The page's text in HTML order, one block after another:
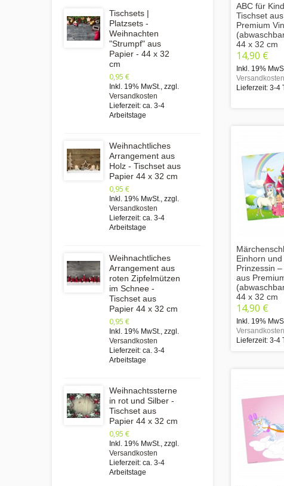
ABC für
Tischset aus
Premium
44 x 32 cm
14,90 €
Inkl. 19%
Versandkosten
Lieferzeit: 3-4
Einhorn und
Prinzessin
aus
44 x 32 cm
14,90 €
Inkl. 19%
Versandkosten
Lieferzeit: 3-4
Tischsets |
Platzsets -
Weihnachten
"Strumpf" aus
Papier - 44 x 32
cm
0,95 €
Inkl. 19% MwSt., zzgl.
Versandkosten
Lieferzeit: ca. 3-4
Arbeitstage
Weihnachtliches
Arrangement aus
Holz - Tischset aus
Papier 44 x 32 cm
0,95 €
Inkl. 19% MwSt., zzgl.
Versandkosten
Lieferzeit: ca. 3-4
Arbeitstage
Weihnachtliches
Arrangement aus
roten Zipfelmützen
im Schnee -
Tischset aus
Papier 44 x 32 cm
0,95 €
Inkl. 19% MwSt., zzgl.
Versandkosten
Lieferzeit: ca. 3-4
Arbeitstage
Weihnachtssterne
in rot und Silber -
Tischset aus
Papier 44 x 32 cm
0,95 €
Inkl. 19% MwSt., zzgl.
Versandkosten
Lieferzeit: ca. 3-4
Arbeitstage